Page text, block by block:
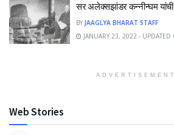
सर अलेक्सझांडर कन्नीन्घम
BY JAAGLYA BHARAT STAFF
JANUARY 23, 2022 -
ADVERTISEMENT
Web Stories